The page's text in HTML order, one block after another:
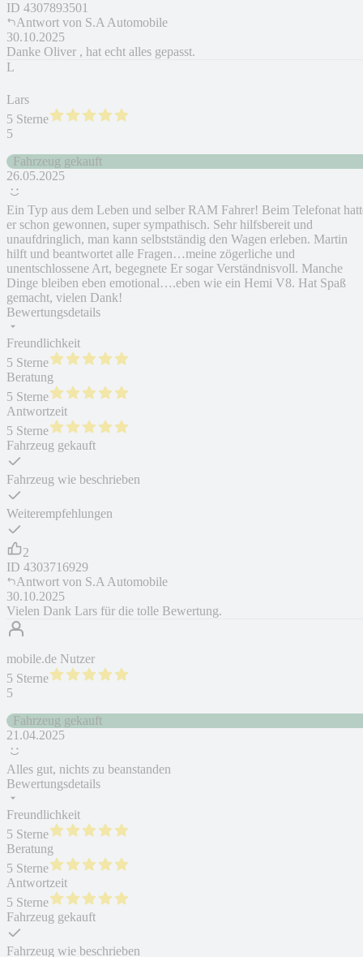
ID 4307893501
Antwort von S.A Automobile
30.10.2025
Danke Oliver , hat echt alles gepasst.
L
Lars
5 Sterne
5
Fahrzeug gekauft
26.05.2025
Ein Typ aus dem Leben und selber RAM Fahrer! Beim Telefonat
er schon gewonnen, super sympathisch. Sehr hilfsbereit und
unaufdringlich, man kann selbstständig den Wagen erleben. Martin
hilft und beantwortet alle Fragen…meine zögerliche und
unentschlossene Art, begegnete Er sogar Verständnisvoll. Manche
Dinge bleiben eben emotional….eben wie ein Hemi V8. Hat Spaß
gemacht, vielen Dank!
Bewertungsdetails
Freundlichkeit
5 Sterne
Beratung
5 Sterne
Antwortzeit
5 Sterne
Fahrzeug gekauft
Fahrzeug wie beschrieben
Weiterempfehlungen
2
ID 4303716929
Antwort von S.A Automobile
30.10.2025
Vielen Dank Lars für die tolle Bewertung.
mobile.de Nutzer
5 Sterne
5
Fahrzeug gekauft
21.04.2025
Alles gut, nichts zu beanstanden
Bewertungsdetails
Freundlichkeit
5 Sterne
Beratung
5 Sterne
Antwortzeit
5 Sterne
Fahrzeug gekauft
Fahrzeug wie beschrieben